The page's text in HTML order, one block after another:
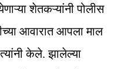
शेतकऱ्यांनी पोलीस
आवारात आपला माल
केले. झालेल्या